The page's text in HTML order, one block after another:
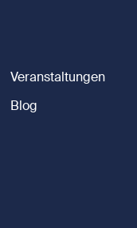
Veranstaltungen
Blog